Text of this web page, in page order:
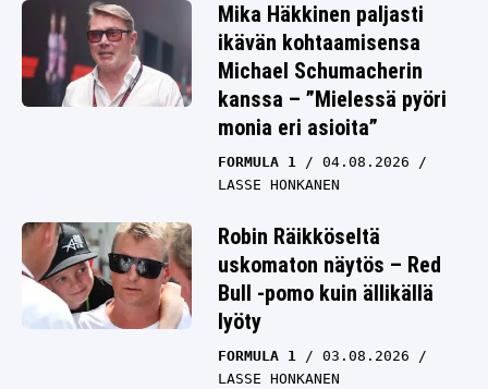
Mika Häkkinen paljasti
ikävän kohtaamisensa
Michael Schumacherin
kanssa – ”Mielessä pyöri
monia eri asioita”
FORMULA 1
04.08.2026
LASSE HONKANEN
Robin Räikköseltä
uskomaton näytös – Red
Bull -pomo kuin ällikällä
lyöty
FORMULA 1
03.08.2026
LASSE HONKANEN